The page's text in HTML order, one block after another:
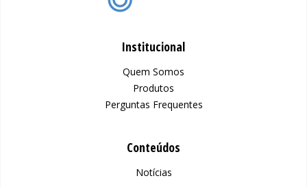
Institucional
Quem Somos
Produtos
Perguntas Frequentes
Conteúdos
Notícias